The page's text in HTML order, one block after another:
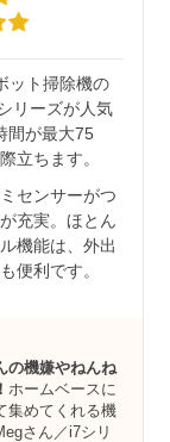
ット掃除機の
リーズが人気
間が最大75
立ちます。
センサーがつ
充実。ほとん
機能は、外出
便利です。
の機嫌やねんね
ホームベースに
集めてくれる機
さん／i7シリ